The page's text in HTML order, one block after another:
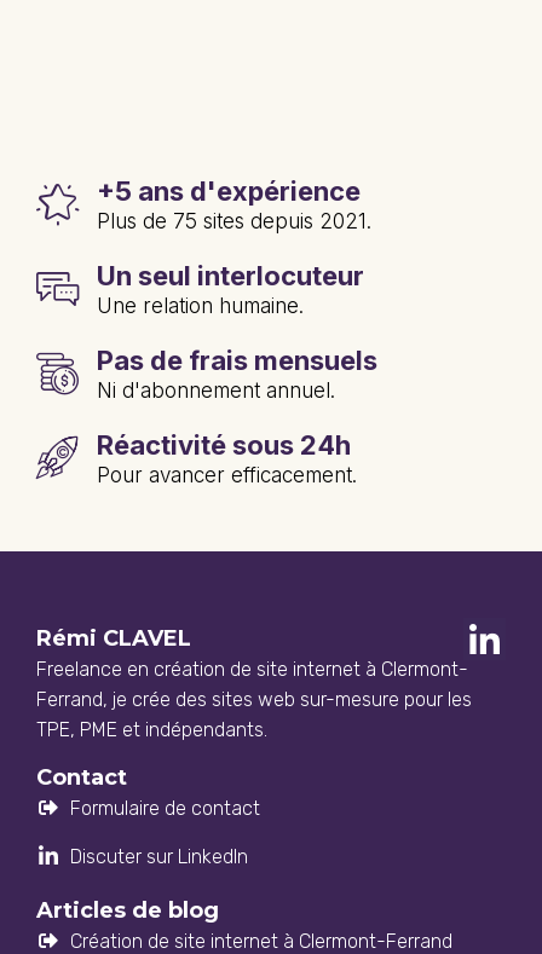
+5 ans d'expérience
Plus de 75 sites depuis 2021.
Un seul interlocuteur
Une relation humaine.
Pas de frais mensuels
Ni d'abonnement annuel.
Réactivité sous 24h
Pour avancer efficacement.
Rémi CLAVEL
Freelance en création de site internet à Clermont-
Ferrand, je crée des sites web sur-mesure pour les
TPE, PME et indépendants.
Contact
Formulaire de contact
Discuter sur LinkedIn
Articles de blog
Création de site internet à Clermont-Ferrand